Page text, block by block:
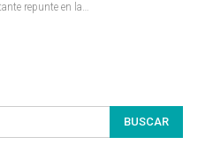
repunte en la…